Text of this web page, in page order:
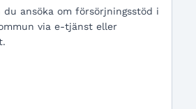
du ansöka om försörjningsstöd i
via e-tjänst eller